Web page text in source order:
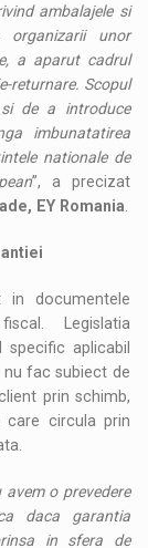
ambalajele si
organizarii unor
a aparut cadrul
returnare. Scopul
de a introduce
imbunatatirea
nationale de
”, a precizat
EY Romania
in documentele
Legislatia
aplicabil
nu fac subiect de
prin schimb,
care circula prin
o prevedere
daca garantia
in sfera de